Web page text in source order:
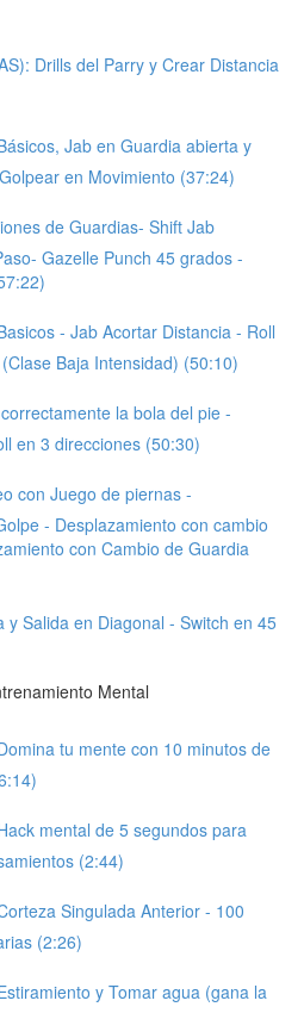
Drills del Parry y Crear Distancia
Jab en Guardia abierta y
en Movimiento (37:24)
de Guardias- Shift Jab
Gazelle Punch 45 grados -
- Jab Acortar Distancia - Roll
Baja Intensidad) (50:10)
la bola del pie -
en 3 direcciones (50:30)
con Juego de piernas -
- Desplazamiento con cambio
con Cambio de Guardia
y Salida en Diagonal - Switch en 45
Mental
tu mente con 10 minutos de
mental de 5 segundos para
(2:44)
Singulada Anterior - 100
(2:26)
y Tomar agua (gana la